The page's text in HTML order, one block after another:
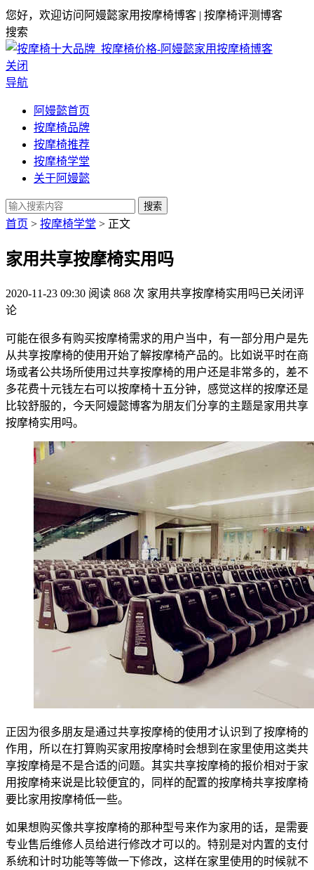
您好，欢迎访问阿嫚懿家用按摩椅博客 | 按摩椅评测博客
搜索
关闭
导航
阿嫚懿首页
按摩椅品牌
按摩椅推荐
按摩椅学堂
关于阿嫚懿
搜索
首页 > 按摩椅学堂 > 正文
家用共享按摩椅实用吗
2020-11-23 09:30 阅读 868 次 家用共享按摩椅实用吗已关闭评
论
可能在很多有购买按摩椅需求的用户当中，有一部分用户是先
从共享按摩椅的使用开始了解按摩椅产品的。比如说平时在商
场或者公共场所使用过共享按摩椅的用户还是非常多的，差不
多花费十元钱左右可以按摩椅十五分钟，感觉这样的按摩还是
比较舒服的，今天阿嫚懿博客为朋友们分享的主题是家用共享
按摩椅实用吗。
正因为很多朋友是通过共享按摩椅的使用才认识到了按摩椅的
作用，所以在打算购买家用按摩椅时会想到在家里使用这类共
享按摩椅是不是合适的问题。其实共享按摩椅的报价相对于家
用按摩椅来说是比较便宜的，同样的配置的按摩椅共享按摩椅
要比家用按摩椅低一些。
如果想购买像共享按摩椅的那种型号来作为家用的话，是需要
专业售后维修人员给进行修改才可以的。特别是对内置的支付
系统和计时功能等等做一下修改，这样在家里使用的时候就不